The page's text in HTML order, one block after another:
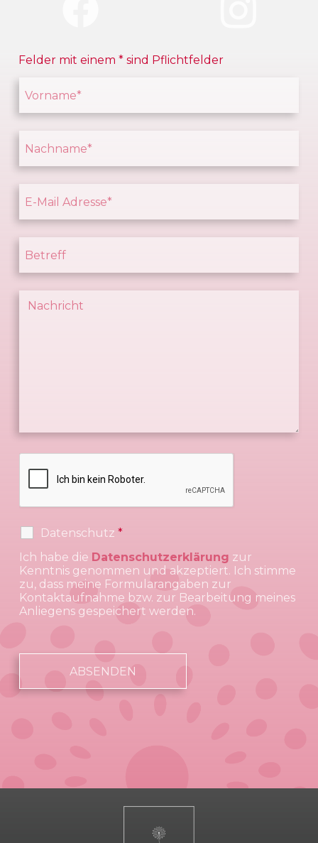
Felder mit einem* sind Pflichtfelder
Datenschutz*
Ich habe die Datenschutzerklärung zur
Kenntnis genommen und akzeptiert. Ich stimme
zu, dass meine Formularangaben zur
Kontaktaufnahme bzw. zur Bearbeitung meines
Anliegens gespeichert werden.